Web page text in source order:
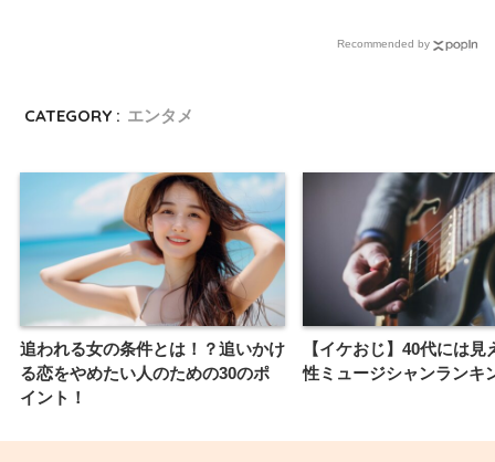
Recommended by
CATEGORY : エンタメ
追われる女の条件とは！？追いかけ
る恋をやめたい人のための30のポ
イント！
【イケおじ】40代には見
性ミュージシャンランキ